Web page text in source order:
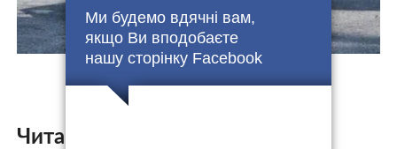
Ми будемо вдячні вам,
якщо Ви вподобаєте
нашу сторінку Facebook
Читайте також: